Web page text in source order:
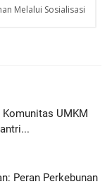
Melalui Sosialisasi
Komunitas UMKM
Peran Perkebunan